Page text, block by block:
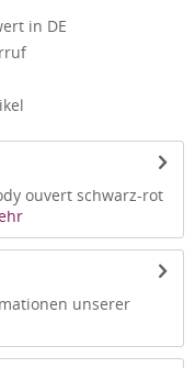
in DE
ouvert schwarz-rot
unserer